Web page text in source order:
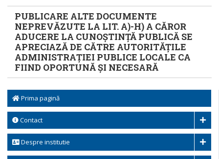
PUBLICARE ALTE DOCUMENTE
NEPREVĂZUTE LA LIT. A)-H) A CĂROR
ADUCERE LA CUNOȘTINȚĂ PUBLICĂ SE
APRECIAZĂ DE CĂTRE AUTORITĂȚILE
ADMINISTRAȚIEI PUBLICE LOCALE CA
FIIND OPORTUNĂ ȘI NECESARĂ
Prima pagină
Contact
Despre institutie